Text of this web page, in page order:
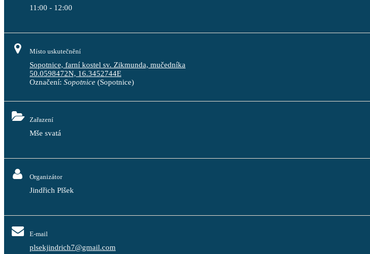
11:00 - 12:00
Místo uskutečnění
Sopotnice, farní kostel sv. Zikmunda, mučedníka
50.0598472N, 16.3452744E
Označení: Sopotnice (Sopotnice)
Zařazení
Mše svatá
Organizátor
Jindřich Plšek
E-mail
plsekjindrich7@gmail.com